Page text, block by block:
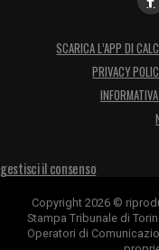
SCARICA L’APP DI
PRIVACY
gestisci il consenso
Copyright 2026 ©
Stampa Tribunale di
Operatori di